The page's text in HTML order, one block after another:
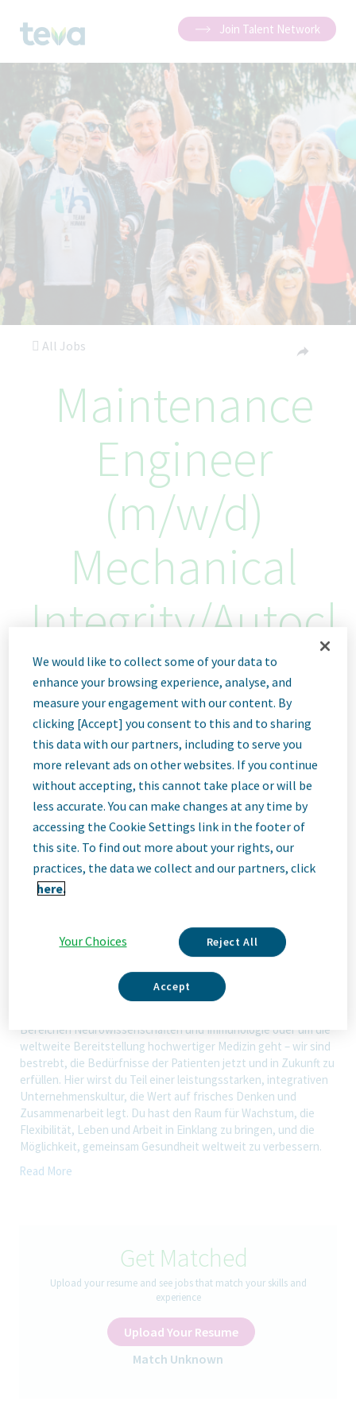
Join Talent Network
All Jobs
Maintenance
Engineer
(m/w/d)
Mechanical
Integrity/Autocl
aves
Ulm, Germany
ID: 67841
Job
Description
Wir sind Teva
Wir sind Teva, ein führendes, innovatives biopharmazeutisches
Unternehmen, das durch ein erstklassiges Generikageschäft
Bereichen Neurowissenschaften und Immunologie oder um die
weltweite Bereitstellung hochwertiger Medizin geht – wir sind
bestrebt, die Bedürfnisse der Patienten jetzt und in Zukunft zu
erfüllen. Hier wirst du Teil einer leistungsstarken, integrativen
Unternehmenskultur, die Wert auf frisches Denken und
Zusammenarbeit legt. Du hast den Raum für Wachstum, die
Flexibilität, Leben und Arbeit in Einklang zu bringen, und die
Möglichkeit, gemeinsam Gesundheit weltweit zu verbessern.
Biotech mit seinen spannenden und abwechslungsreichen
Tätigkeiten, um die kontinuierliche Verfügbarkeit bzw.
Funktionsfähigkeit unsere biopharmazeutischen Produktions-
und Nebenanlagen am Standort Ulm sicherzustellen.
Arbeite mit an der Gestaltung leaner interner Prozesse und der
Entwicklung/Roll out von Tools für Wartungs- und Ersatzteil-
Read More
Get Matched
Upload your resume and see jobs that match your skills and
experience
Upload Your Resume
Match Unknown
We would like to collect some of your data to
enhance your browsing experience, analyse, and
measure your engagement with our content. By
clicking [Accept] you consent to this and to sharing
this data with our partners, including to serve you
more relevant ads on other websites. If you continue
without accepting, this cannot take place or will be
less accurate. You can make changes at any time by
accessing the Cookie Settings link in the footer of
this site. To find out more about your rights, our
practices, the data we collect and our partners, click
here.
Your Choices Reject All
Accept